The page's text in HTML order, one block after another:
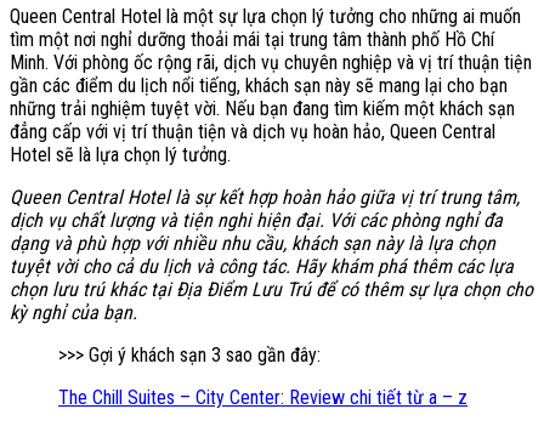
Queen Central Hotel là một sự lựa chọn lý tưởng cho những ai muốn
tìm một nơi nghỉ dưỡng thoải mái tại trung tâm thành phố Hồ Chí
Minh. Với phòng ốc rộng rãi, dịch vụ chuyên nghiệp và vị trí thuận tiện
gần các điểm du lịch nổi tiếng, khách sạn này sẽ mang lại cho bạn
những trải nghiệm tuyệt vời. Nếu bạn đang tìm kiếm một khách sạn
đẳng cấp với vị trí thuận tiện và dịch vụ hoàn hảo, Queen Central
Hotel sẽ là lựa chọn lý tưởng.
Queen Central Hotel là sự kết hợp hoàn hảo giữa vị trí trung tâm,
dịch vụ chất lượng và tiện nghi hiện đại. Với các phòng nghỉ đa
dạng và phù hợp với nhiều nhu cầu, khách sạn này là lựa chọn
tuyệt vời cho cả du lịch và công tác. Hãy khám phá thêm các lựa
chọn lưu trú khác tại Địa Điểm Lưu Trú để có thêm sự lựa chọn cho
kỳ nghỉ của bạn.
>>> Gợi ý khách sạn 3 sao gần đây:
The Chill Suites – City Center: Review chi tiết từ a – z